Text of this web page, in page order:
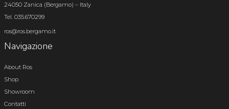
24050 Zanica (Bergamo) – Italy
Tel. 035.670299
ros@ros.bergamo.it
Navigazione
About Ros
Shop
Showroom
Contatti